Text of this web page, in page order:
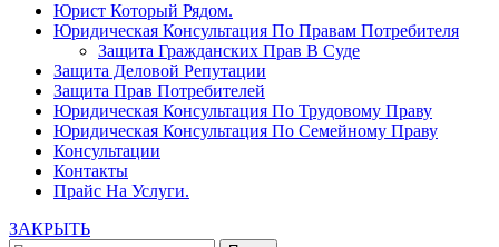
Юрист Который Рядом.
Юридическая Консультация По Правам Потребителя
Защита Гражданских Прав В Суде
Защита Деловой Репутации
Защита Прав Потребителей
Юридическая Консультация По Трудовому Праву
Юридическая Консультация По Семейному Праву
Консультации
Контакты
Прайс На Услуги.
ЗАКРЫТЬ